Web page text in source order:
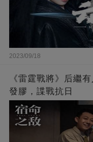
2023/09/18
《雷霆戰將》后繼
發膠，諜戰抗日